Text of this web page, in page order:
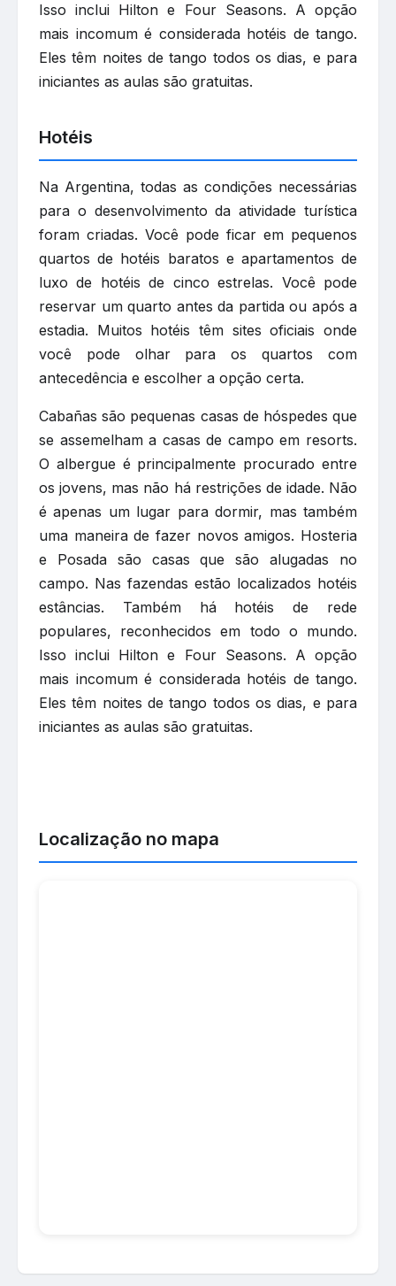
Isso inclui Hilton e Four Seasons. A opção
mais incomum é considerada hotéis de tango.
Eles têm noites de tango todos os dias, e para
iniciantes as aulas são gratuitas.
Hotéis
Na Argentina, todas as condições necessárias
para o desenvolvimento da atividade turística
foram criadas. Você pode ficar em pequenos
quartos de hotéis baratos e apartamentos de
luxo de hotéis de cinco estrelas. Você pode
reservar um quarto antes da partida ou após a
estadia. Muitos hotéis têm sites oficiais onde
você pode olhar para os quartos com
antecedência e escolher a opção certa.
Cabañas são pequenas casas de hóspedes que
se assemelham a casas de campo em resorts.
O albergue é principalmente procurado entre
os jovens, mas não há restrições de idade. Não
é apenas um lugar para dormir, mas também
uma maneira de fazer novos amigos. Hosteria
e Posada são casas que são alugadas no
campo. Nas fazendas estão localizados hotéis
estâncias. Também há hotéis de rede
populares, reconhecidos em todo o mundo.
Isso inclui Hilton e Four Seasons. A opção
mais incomum é considerada hotéis de tango.
Eles têm noites de tango todos os dias, e para
iniciantes as aulas são gratuitas.
Localização no mapa